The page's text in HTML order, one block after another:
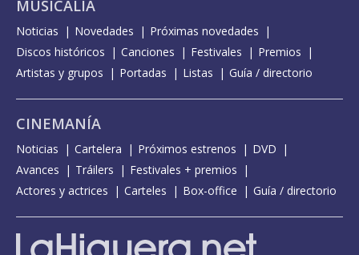
MUSICALIA
Noticias Novedades
Próximas novedades
Discos históricos
Canciones Festivales
Premios
Artistas y grupos
Portadas Listas Guía / directorio
CINEMANÍA
Noticias Cartelera Próximos estrenos
DVD
Avances
Tráilers
Festivales + premios
Actores y actrices
Carteles Box-office Guía / directorio